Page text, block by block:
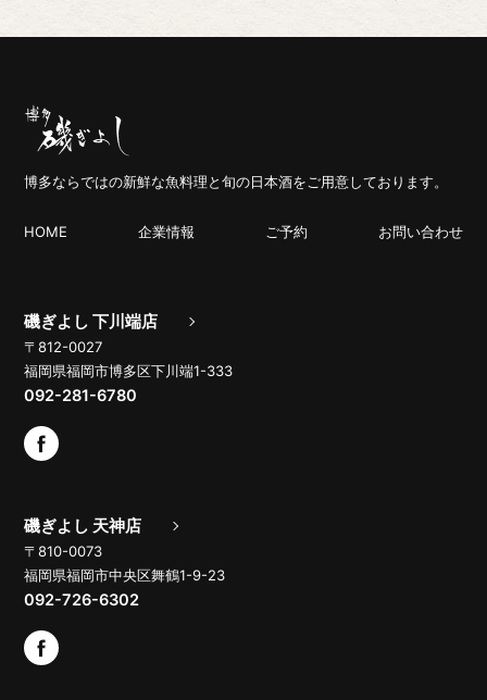
博多ならではの新鮮な魚料理と旬の日本酒をご用意しております。
HOME 企業情報 ご予約 お問い合わせ
磯ぎよし 下川端店
〒812-0027
福岡県福岡市博多区下川端1-333
092-281-6780
磯ぎよし 天神店
〒810-0073
福岡県福岡市中央区舞鶴1-9-23
092-726-6302